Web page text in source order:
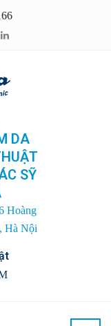
DA
SỸ
Hoàng
Hà Nội